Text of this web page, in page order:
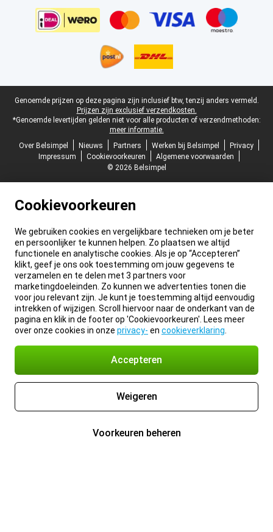
Juridische voettekst
Genoemde prijzen op deze pagina zijn inclusief btw, tenzij anders vermeld.
Prijzen zijn exclusief verzendkosten.
*Genoemde levertijden gelden niet voor alle producten of verzendmethoden:
meer informatie.
Over Belsimpel
Nieuws Partners Werken bij Belsimpel
Privacy
Impressum
Cookievoorkeuren
Algemene voorwaarden
© 2026 Belsimpel
Cookievoorkeuren
We gebruiken cookies en vergelijkbare technieken om je beter
en persoonlijker te kunnen helpen. Zo plaatsen we altijd
functionele en analytische cookies. Als je op “Accepteren”
klikt, geef je ons ook toestemming om jouw gegevens te
verzamelen en te delen met 3 partners voor
marketingdoeleinden. Zo kunnen we advertenties tonen die
voor jou relevant zijn. Je kunt je toestemming altijd eenvoudig
intrekken of wijzigen. Scroll hiervoor naar de onderkant van de
pagina en klik in de footer op 'Cookievoorkeuren'. Lees meer
over onze cookies in onze privacy- en cookieverklaring
Accepteren
Weigeren
Voorkeuren beheren